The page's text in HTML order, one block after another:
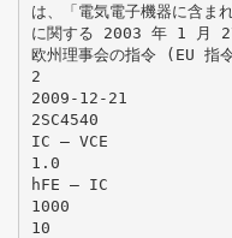
は、「電気電子機器に含ま
に関する 2003 年 1 月
欧州理事会の指令 (EU 指
2
2009-12-21
2SC4540
IC – VCE
1.0
hFE – IC
1000
10